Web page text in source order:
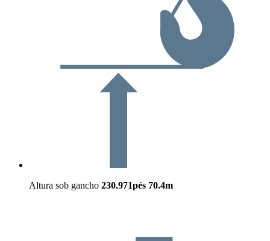
Altura sob gancho 230.971pés 70.4m